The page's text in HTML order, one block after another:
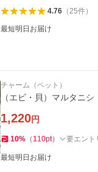
4.76（25件）
最短明日お届け
チャーム（ペット）
（エビ・貝）マルタニ
1,220円
10% （ 110pt） 要エント
最短明日お届け